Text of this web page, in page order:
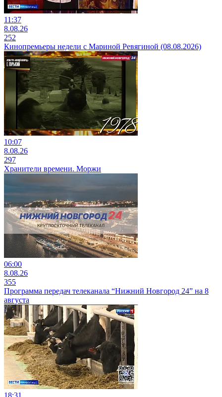
11:37
8.08.26
252
Кинопремьеры недели с Мариной Ревягиной (08.08.2026)
10:07
8.08.26
297
Хранители времени. Моржи
06:00
8.08.26
355
Программа передач телеканала “Нижний Новгород 24” на 8
августа
18:31